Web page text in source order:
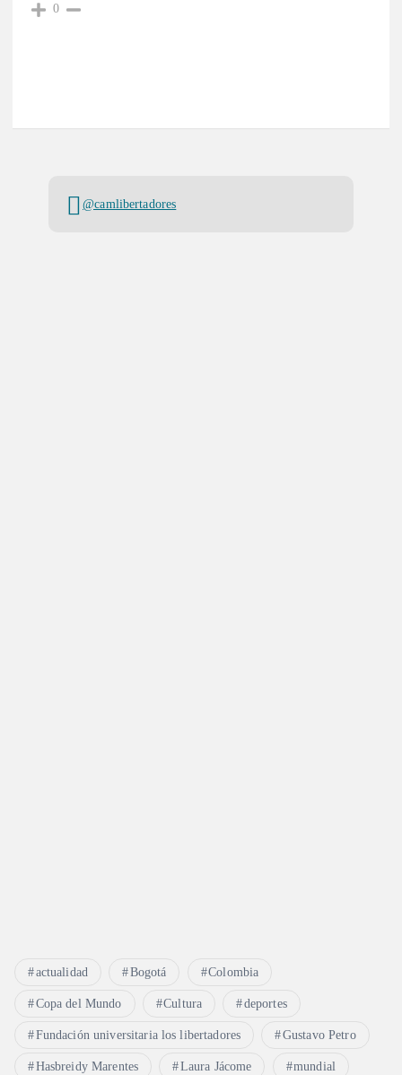
0
@camlibertadores
actualidad Bogotá Colombia
Copa del Mundo Cultura deportes
Fundación universitaria los libertadores Gustavo Petro
Hasbreidy Marentes Laura Jácome mundial